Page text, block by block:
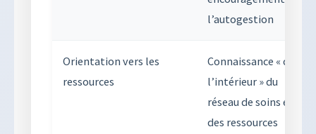
l’autogestion
Orientation vers les
ressources
Connaissance « de
l’intérieur » du
réseau de soins et
des ressources